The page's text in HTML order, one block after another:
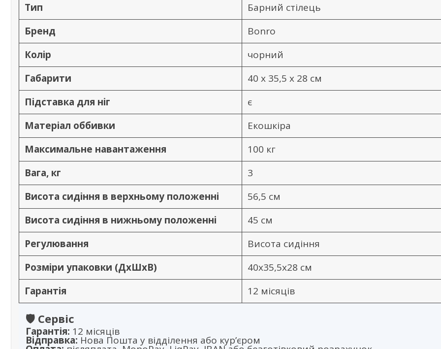
Тип
Барний стілець
Бренд
Bonro
Колір
чорний
Габарити
40 x 35,5 x 28 см
Підставка для ніг
є
Матеріал оббивки
Екошкіра
Максимальне навантаження
100 кг
Вага, кг
3
Висота сидіння в верхньому положенні
56,5 см
Висота сидіння в нижньому положенні
45 см
Регулювання
Висота сидіння
Розміри упаковки (ДхШхВ)
40х35,5х28 см
Гарантія
12 місяців
🛡️ Сервіс
Гарантія: 12 місяців
Відправка: Нова Пошта у відділення або кур’єром